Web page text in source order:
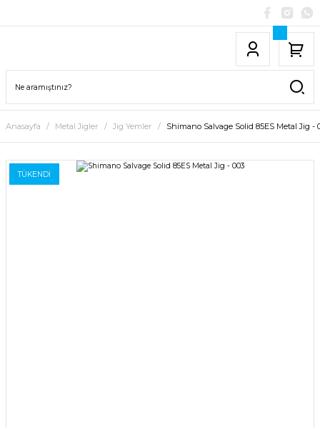
Anasayfa Metal Jigler Jig Yemler Shimano Salvage Solid 85ES Metal Jig -
TÜKENDİ